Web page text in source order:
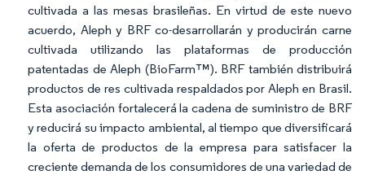
cultivada a las mesas brasileñas. En virtud de este nuevo
acuerdo, Aleph y BRF co-desarrollarán y producirán carne
cultivada utilizando las plataformas de producción
patentadas de Aleph (BioFarm™). BRF también distribuirá
productos de res cultivada respaldados por Aleph en Brasil.
Esta asociación fortalecerá la cadena de suministro de BRF
y reducirá su impacto ambiental, al tiempo que diversificará
la oferta de productos de la empresa para satisfacer la
creciente demanda de los consumidores de una variedad de